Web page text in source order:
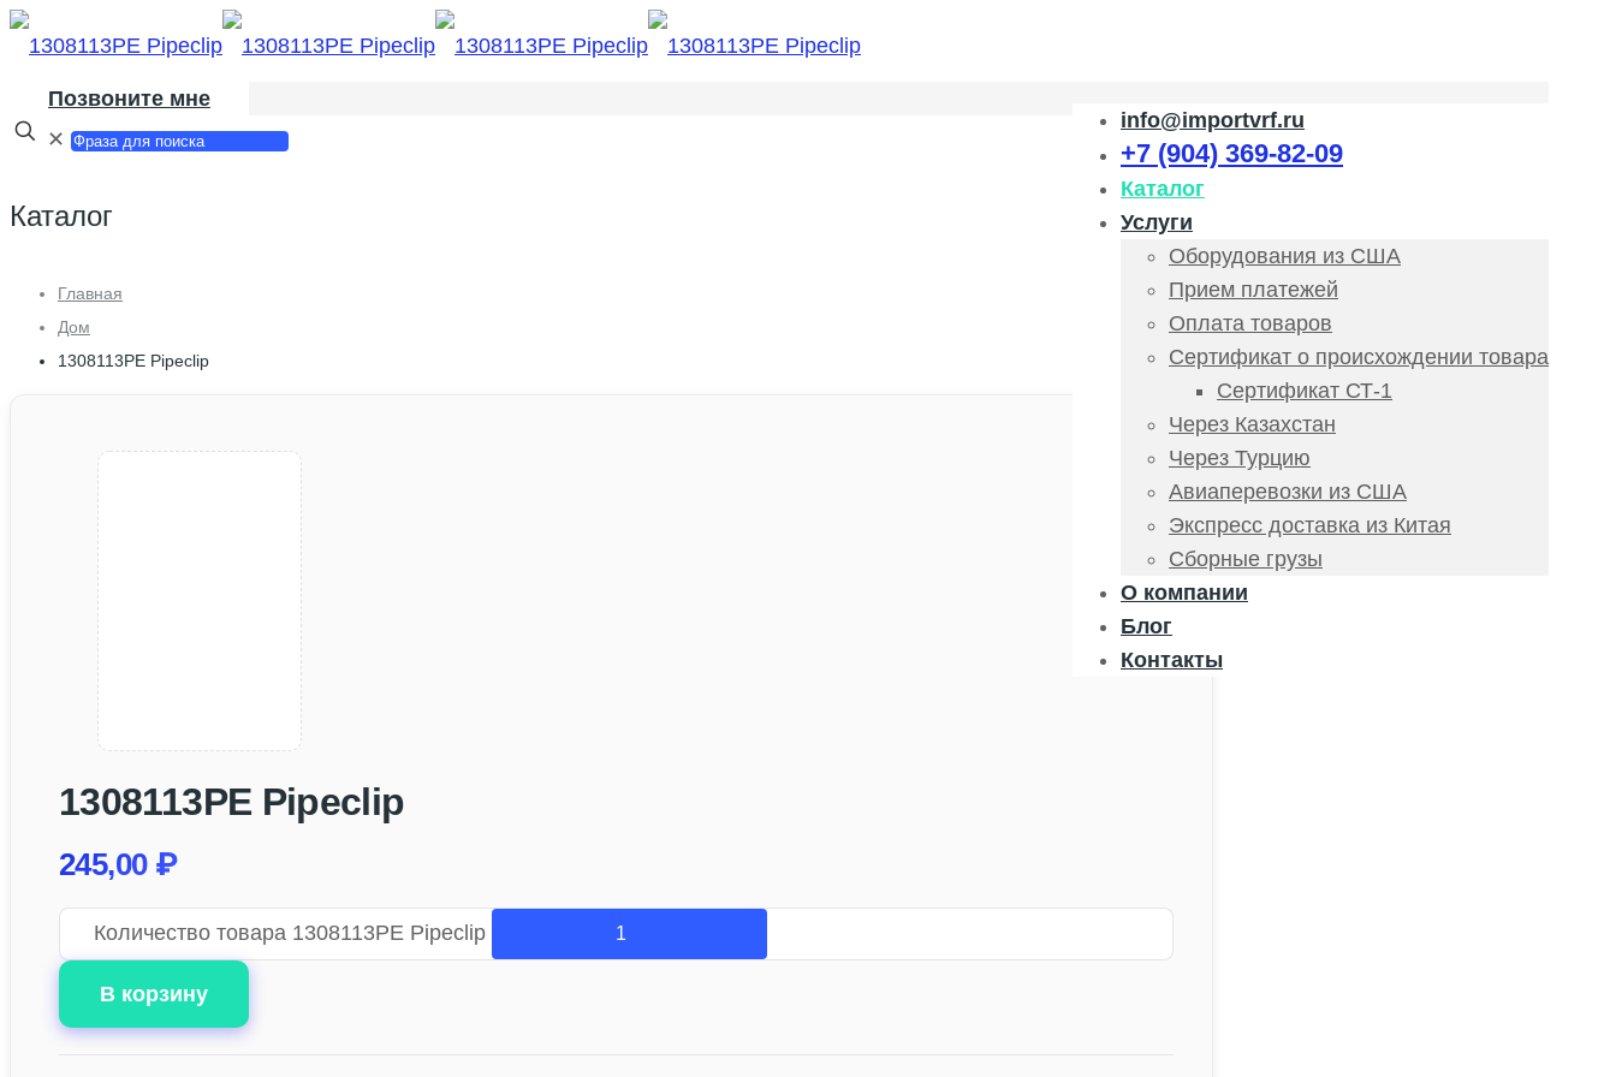
info@importvrf.ru
+7 (904) 369-82-09
Каталог
Услуги
Оборудования из США
Прием платежей
Оплата товаров
Сертификат о происхождении товара
Сертификат СТ-1
Через Казахстан
Через Турцию
Авиаперевозки из США
Экспресс доставка из Китая
Сборные грузы
О компании
Блог
Контакты
Позвоните мне
✕
Каталог
Главная
Дом
1308113PE Pipeclip
1308113PE Pipeclip
245,00 ₽
Количество товара 1308113PE Pipeclip
В корзину